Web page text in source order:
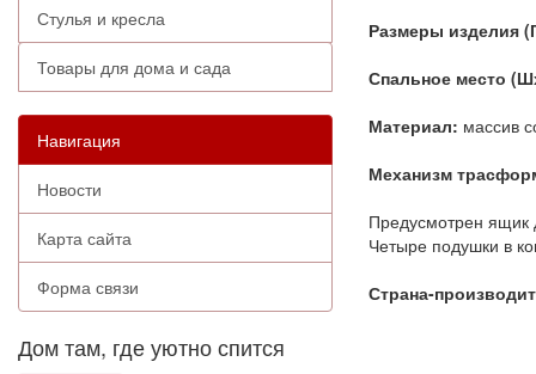
Стулья и кресла
Товары для дома и сада
Навигация
Новости
Карта сайта
Форма связи
Дом там, где уютно спится
Размеры изделия
Спальное место
Материал: массив
Механизм
Предусмотрен ящик
Четыре подушки в
Страна-